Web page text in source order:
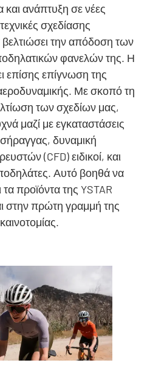
ανάπτυξη σε νέες
σχεδίασης
την απόδοση των
φανελών της. Η
επίσης επίγνωση της
Με σκοπό τη
των σχεδίων μας,
μαζί με εγκαταστάσεις
δυναμική
(CFD) ειδικοί, και
Αυτό βοηθά να
τα προϊόντα της YSTAR
στην πρώτη γραμμή της